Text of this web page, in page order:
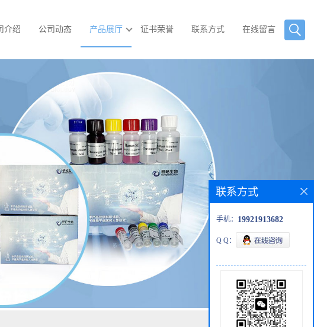
介绍 公司动态 产品展厅 证书荣誉 联系方式 在线留言
联系方式
手机： 19921913682
Q Q：